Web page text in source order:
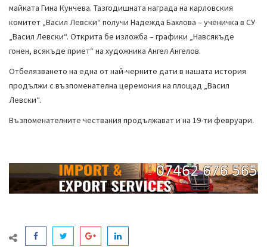
майката Гина Кунчева. Тазгодишната награда на карловския
комитет „Васил Левски“ получи Надежда Бахлова – ученичка в СУ
„Васил Левски“. Открита бе изложба – графики „Навсякъде
гонен, всякъде приет“ на художника Ангел Ангелов.
Отбелязването на една от най-черните дати в нашата история
продължи с възпоменателна церемония на площад „Васил
Левски“.
Възпоменателните чествания продължават и на 19-ти февруари.